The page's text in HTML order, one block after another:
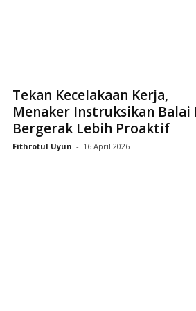
Tekan Kecelakaan Kerja,
Menaker Instruksikan Balai
Bergerak Lebih Proaktif
Fithrotul Uyun - 16 April 2026